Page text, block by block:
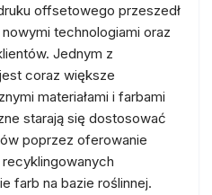
offsetowego przeszedł
technologiami oraz
Jednym z
coraz większe
materiałami i farbami
starają się dostosować
poprzez oferowanie
farb na bazie roślinnej.